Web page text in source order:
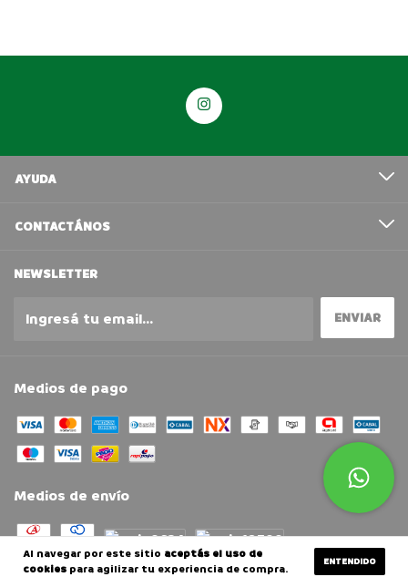
Al navegar por este sitio aceptás el uso de
cookies para agilizar tu experiencia de compra. ENTENDIDO
AYUDA
CONTACTÁNOS
NEWSLETTER
Medios de pago
Medios de envío